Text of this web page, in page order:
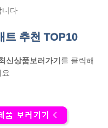
니다
트 추천 TOP10
신상품보러가기 를 클릭해
요